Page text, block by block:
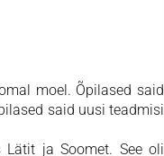
moel. Õpilased said
said uusi teadmisi
ja Soomet. See oli